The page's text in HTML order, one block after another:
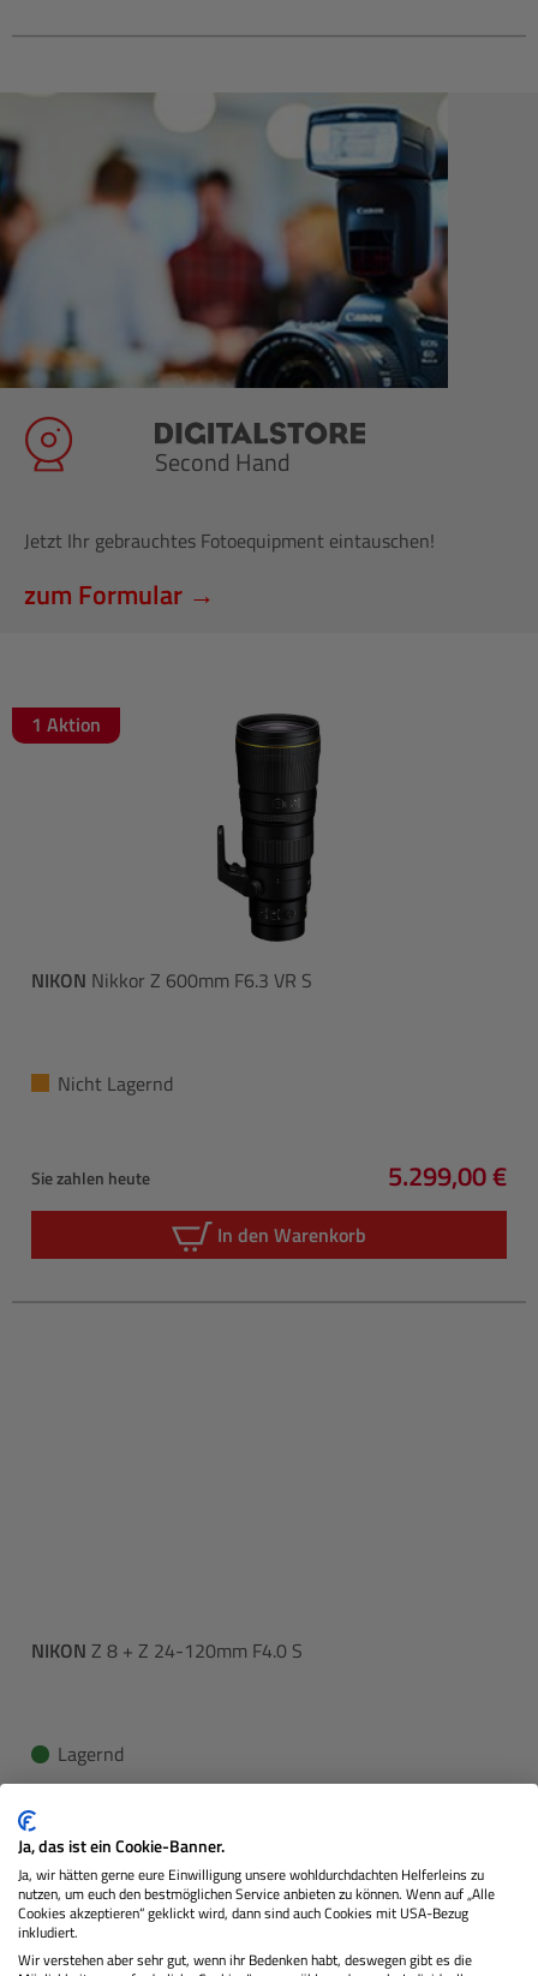
Second Hand
Jetzt Ihr gebrauchtes Fotoequipment eintauschen!
zum Formular →
1 Aktion
NIKON Nikkor Z 600mm F6.3 VR S
Nicht Lagernd
Sie zahlen heute
Regulärer
5.299,00 €
In den Warenkorb
NIKON Z 8 + Z 24-120mm F4.0 S
Lagernd
Sie zahlen heute
Regulärer
In den Warenkorb
Ja, das ist ein Cookie-Banner.
Ja, wir hätten gerne eure Einwilligung unsere wohldurchdachten Helferleins zu
nutzen, um euch den bestmöglichen Service anbieten zu können. Wenn auf „Alle
Cookies akzeptieren“ geklickt wird, dann sind auch Cookies mit USA-Bezug
inkludiert.
Wir verstehen aber sehr gut, wenn ihr Bedenken habt, deswegen gibt es die